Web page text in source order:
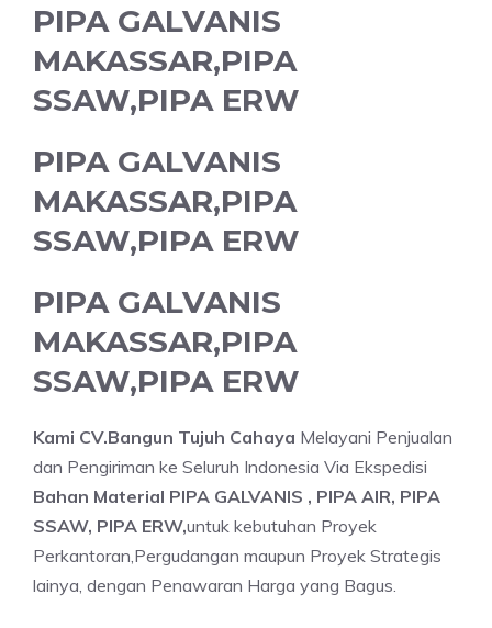
PIPA GALVANIS
MAKASSAR,PIPA
SSAW,PIPA ERW
PIPA GALVANIS
MAKASSAR,PIPA
SSAW,PIPA ERW
PIPA GALVANIS
MAKASSAR,PIPA
SSAW,PIPA ERW
Kami CV.Bangun Tujuh Cahaya Melayani Penjualan
dan Pengiriman ke Seluruh Indonesia Via Ekspedisi
Bahan Material PIPA GALVANIS , PIPA AIR, PIPA
SSAW, PIPA ERW,untuk kebutuhan Proyek
Perkantoran,Pergudangan maupun Proyek Strategis
lainya, dengan Penawaran Harga yang Bagus.